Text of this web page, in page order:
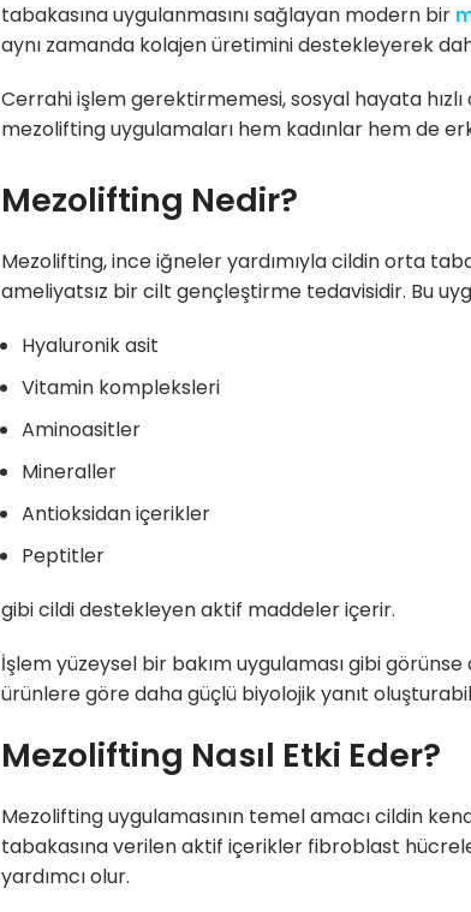
tabakasına uygulanmasını sağlayan modern bir
aynı zamanda kolajen üretimini destekleyerek
Cerrahi işlem gerektirmemesi, sosyal hayata
mezolifting uygulamaları hem kadınlar hem de
Mezolifting Nedir?
Mezolifting, ince iğneler yardımıyla cildin orta
ameliyatsız bir cilt gençleştirme tedavisidir. Bu
Hyaluronik asit
Vitamin kompleksleri
Aminoasitler
Mineraller
Antioksidan içerikler
Peptitler
gibi cildi destekleyen aktif maddeler içerir.
İşlem yüzeysel bir bakım uygulaması gibi
ürünlere göre daha güçlü biyolojik yanıt
Mezolifting Nasıl Etki Eder?
Mezolifting uygulamasının temel amacı cildin
tabakasına verilen aktif içerikler fibroblast
yardımcı olur.